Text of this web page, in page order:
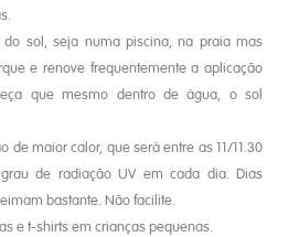
do sol, seja numa piscina, na praia mas
e renove frequentemente a aplicação
que mesmo dentro de água, o sol
de maior calor, que será entre as 11/11.30
de radiação UV em cada dia. Dias
bastante. Não facilite.
e t-shirts em crianças pequenas.